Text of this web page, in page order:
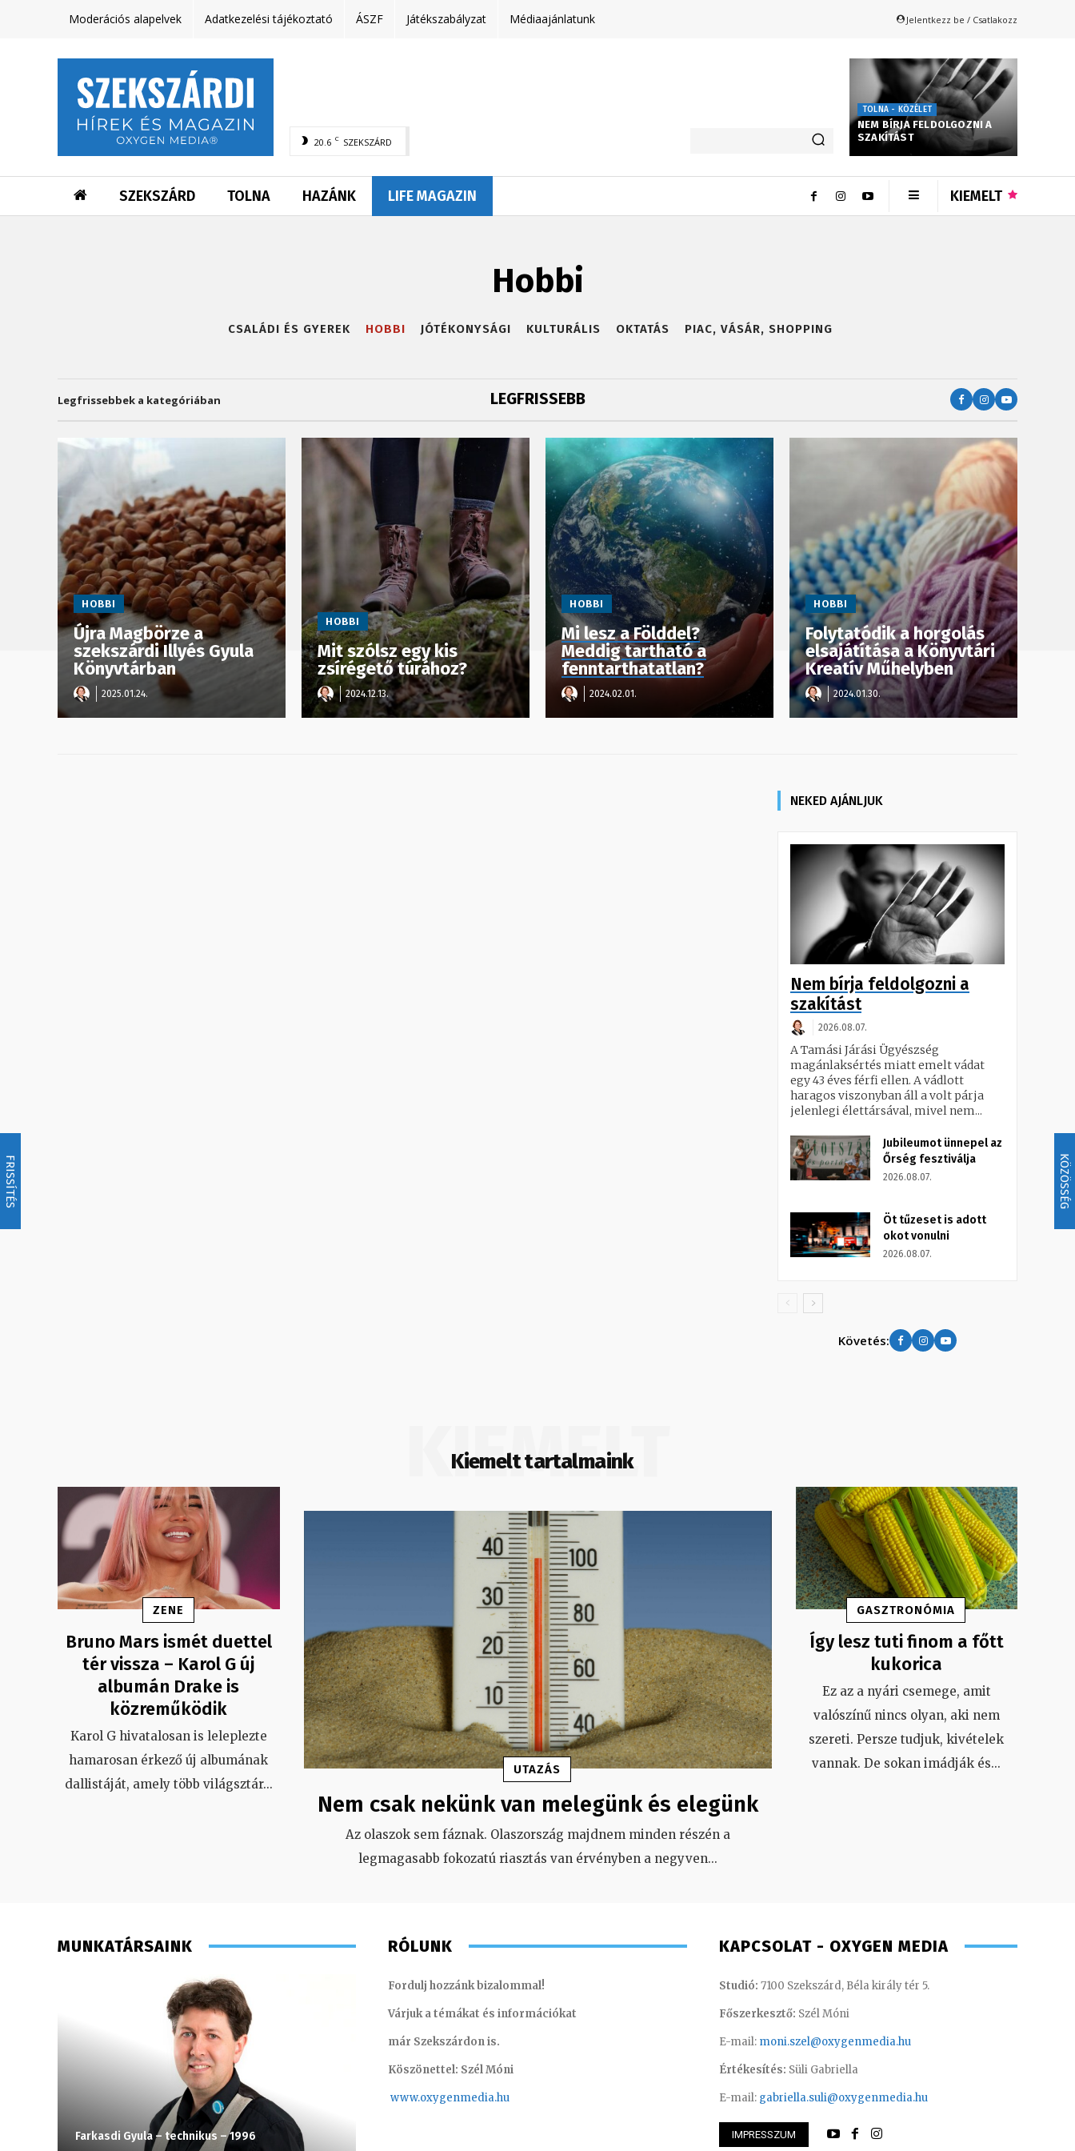
FRISSÍTÉS KÖZÖSSÉG
Moderációs alapelvek Adatkezelési tájékoztató ÁSZF Játékszabályzat Médiaajánlatunk Jelentkezz be / Csatlakozz
20.6 C SZEKSZÁRD
TOLNA - KÖZÉLET
NEM BÍRJA FELDOLGOZNI A
SZAKÍTÁST
SZEKSZÁRD TOLNA HAZÁNK LIFE MAGAZIN KIEMELT
Hobbi
CSALÁDI ÉS GYEREK HOBBI JÓTÉKONYSÁGI KULTURÁLIS OKTATÁS PIAC, VÁSÁR, SHOPPING
Legfrissebbek a kategóriában LEGFRISSEBB
HOBBI
Újra Magbörze a
szekszárdi Illyés Gyula
Könyvtárban
2025.01.24.
HOBBI
Mit szólsz egy kis
zsírégető túrához?
2024.12.13.
HOBBI
Mi lesz a Földdel?
Meddig tartható a
fenntarthatatlan?
2024.02.01.
HOBBI
Folytatódik a horgolás
elsajátítása a Könyvtári
Kreatív Műhelyben
2024.01.30.
NEKED AJÁNLJUK
Nem bírja feldolgozni a
szakítást
2026.08.07.
A Tamási Járási Ügyészség
magánlaksértés miatt emelt vádat
egy 43 éves férfi ellen. A vádlott
haragos viszonyban áll a volt párja
jelenlegi élettársával, mivel nem...
Jubileumot ünnepel az
Őrség fesztiválja
2026.08.07.
Öt tűzeset is adott
okot vonulni
2026.08.07.
Követés:
Kiemelt tartalmaink
KIEMELT
ZENE
Bruno Mars ismét duettel
tér vissza – Karol G új
albumán Drake is
közreműködik
Karol G hivatalosan is leleplezte
hamarosan érkező új albumának
dallistáját, amely több világsztár...
UTAZÁS
Nem csak nekünk van melegünk és elegünk
Az olaszok sem fáznak. Olaszország majdnem minden részén a
legmagasabb fokozatú riasztás van érvényben a negyven...
GASZTRONÓMIA
Így lesz tuti finom a főtt
kukorica
Ez az a nyári csemege, amit
valószínű nincs olyan, aki nem
szereti. Persze tudjuk, kivételek
vannak. De sokan imádják és...
MUNKATÁRSAINK
Farkasdi Gyula – technikus – 1996 Horváth Ferenc – operatőr-vágó – 2020
RÓLUNK
Fordulj hozzánk bizalommal!
Várjuk a témákat és információkat
már Szekszárdon is.
Köszönettel: Szél Móni
www.oxygenmedia.hu
KAPCSOLAT - OXYGEN MEDIA
Studió: 7100 Szekszárd, Béla király tér 5.
Főszerkesztő: Szél Móni
E-mail: moni.szel@oxygenmedia.hu
Értékesítés: Süli Gabriella
E-mail: gabriella.suli@oxygenmedia.hu
IMPRESSZUM